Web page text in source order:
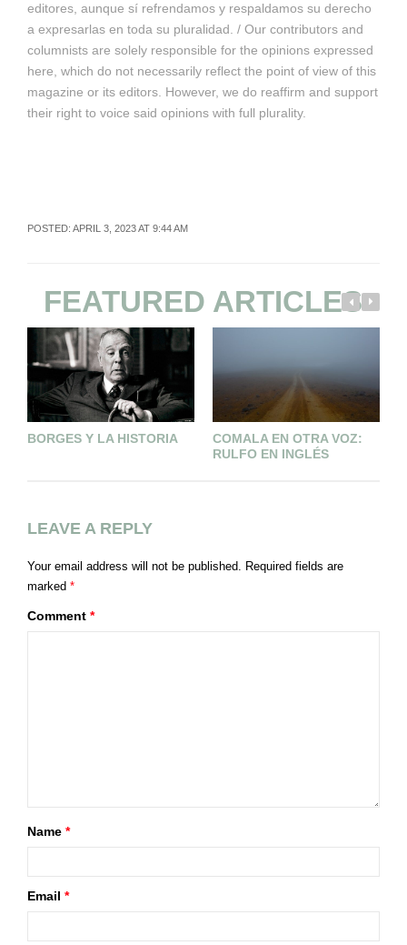
editores, aunque sí refrendamos y respaldamos su derecho
a expresarlas en toda su pluralidad. / Our contributors and
columnists are solely responsible for the opinions expressed
here, which do not necessarily reflect the point of view of this
magazine or its editors. However, we do reaffirm and support
their right to voice said opinions with full plurality.
POSTED: APRIL 3, 2023 AT 9:44 AM
FEATURED ARTICLES
BORGES Y LA HISTORIA
COMALA EN OTRA VOZ:
RULFO EN INGLÉS
LEAVE A REPLY
Your email address will not be published. Required fields are
marked *
Comment *
Name *
Email *